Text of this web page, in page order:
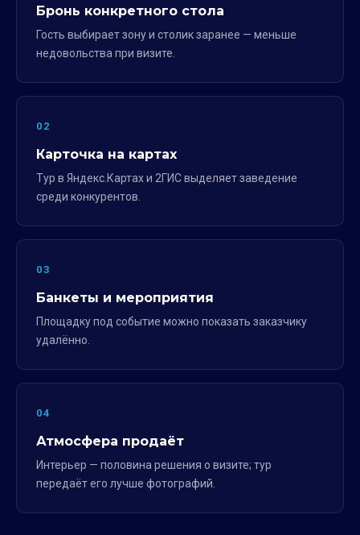
Бронь конкретного стола
Гость выбирает зону и столик заранее — меньше
недовольства при визите.
02
Карточка на картах
Тур в Яндекс.Картах и 2ГИС выделяет заведение
среди конкурентов.
03
Банкеты и мероприятия
Площадку под событие можно показать заказчику
удалённо.
04
Атмосфера продаёт
Интерьер — половина решения о визите; тур
передаёт его лучше фотографий.